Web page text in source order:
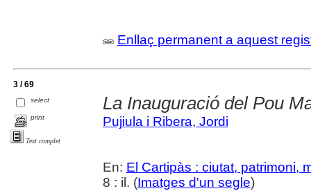
Enllaç permanent a aquest
3 / 69
select
print
Text complet
La Inauguració del Pou
Pujiula i Ribera, Jordi
En: El Cartipàs : ciutat, patrimoni,
8 : il. (Imatges d'un segle)